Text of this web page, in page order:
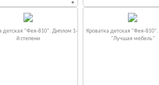
детская "Фея-810". Диплом 1-
й степени
Кроватка детская "Фея-
"Лучшая мебель"